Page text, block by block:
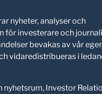
nyheter, analyser och
för investerare och
bevakas av vår
vidaredistribueras i
nyhetsrum, Investor